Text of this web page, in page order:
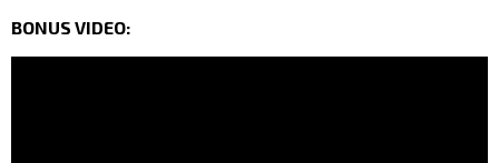
BONUS VIDEO: